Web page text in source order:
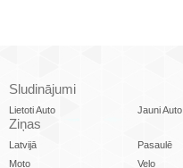
Sludinājumi
Lietoti Auto Jauni Auto
Ziņas
Latvijā Pasaulē
Moto
Velo